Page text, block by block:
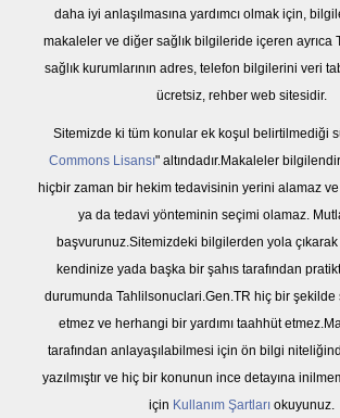
daha iyi anlaşılmasına yardımcı olmak için,
makaleler ve diğer sağlık bilgileride içeren ayrıca
sağlık kurumlarının adres, telefon bilgilerini veri
ücretsiz, rehber web sitesidir.
Sitemizde ki tüm konular ek koşul belirtilmediği
Commons Lisansı" altındadır.Makaleler
hiçbir zaman bir hekim tedavisinin yerini alamaz
ya da tedavi yönteminin seçimi olamaz.
başvurunuz.Sitemizdeki bilgilerden yola
kendinize yada başka bir şahıs tarafından
durumunda Tahlilsonuclari.Gen.TR hiç bir şekilde
etmez ve herhangi bir yardımı taahhüt
tarafından anlayaşılabilmesi için ön bilgi
yazılmıştır ve hiç bir konunun ince detayına
için Kullanım Şartları okuyunuz.